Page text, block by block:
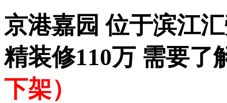
京港嘉园 位于滨江
精装修110万 需要了
下架）